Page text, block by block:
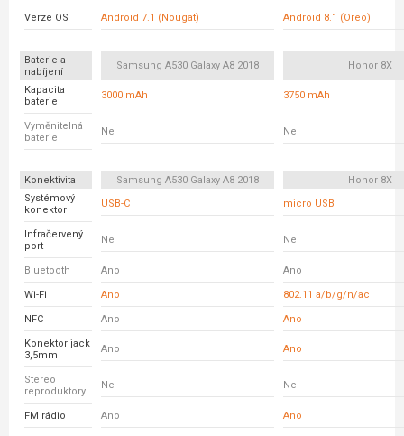
Verze OS Android 7.1 (Nougat) Android 8.1 (Oreo)
Baterie a
nabíjení
Samsung A530 Galaxy A8 2018 Honor 8X
Kapacita
baterie
3000 mAh 3750 mAh
Vyměnitelná
baterie
Ne Ne
Konektivita Samsung A530 Galaxy A8 2018
Honor 8X
Systémový
konektor
USB-C micro USB
Infračervený
port
Ne Ne
Bluetooth Ano Ano
Wi-Fi Ano 802.11 a/b/g/n/ac
NFC Ano Ano
Konektor jack
3,5mm
Ano Ano
Stereo
reproduktory
Ne Ne
FM rádio Ano Ano